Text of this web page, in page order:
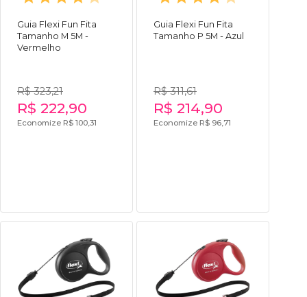
Guia Flexi Fun Fita
Tamanho M 5M -
Vermelho
R$ 323,21
R$ 222,90
Economize R$ 100,31
Guia Flexi Fun Fita
Tamanho P 5M - Azul
R$ 311,61
R$ 214,90
Economize R$ 96,71